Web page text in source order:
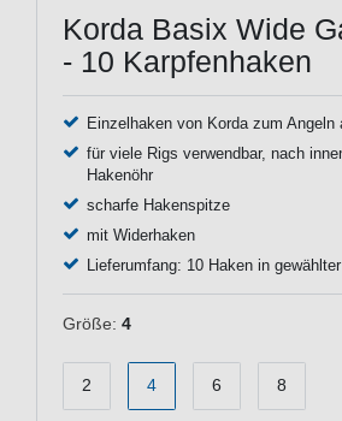
Korda Basix Wide
- 10 Karpfenhaken
Einzelhaken von Korda zum Angeln
für viele Rigs verwendbar, nach
Hakenöhr
scharfe Hakenspitze
mit Widerhaken
Lieferumfang: 10 Haken in
Größe: 4
2 4 6 8